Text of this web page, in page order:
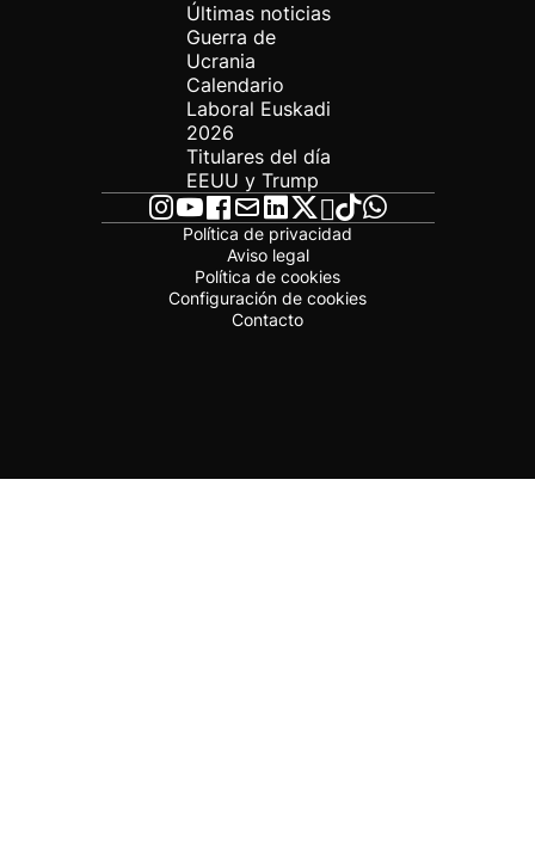
Últimas noticias
Guerra de
Ucrania
Calendario
Laboral Euskadi
2026
Titulares del día
EEUU y Trump
Política de privacidad
Aviso legal
Política de cookies
Configuración de cookies
Contacto